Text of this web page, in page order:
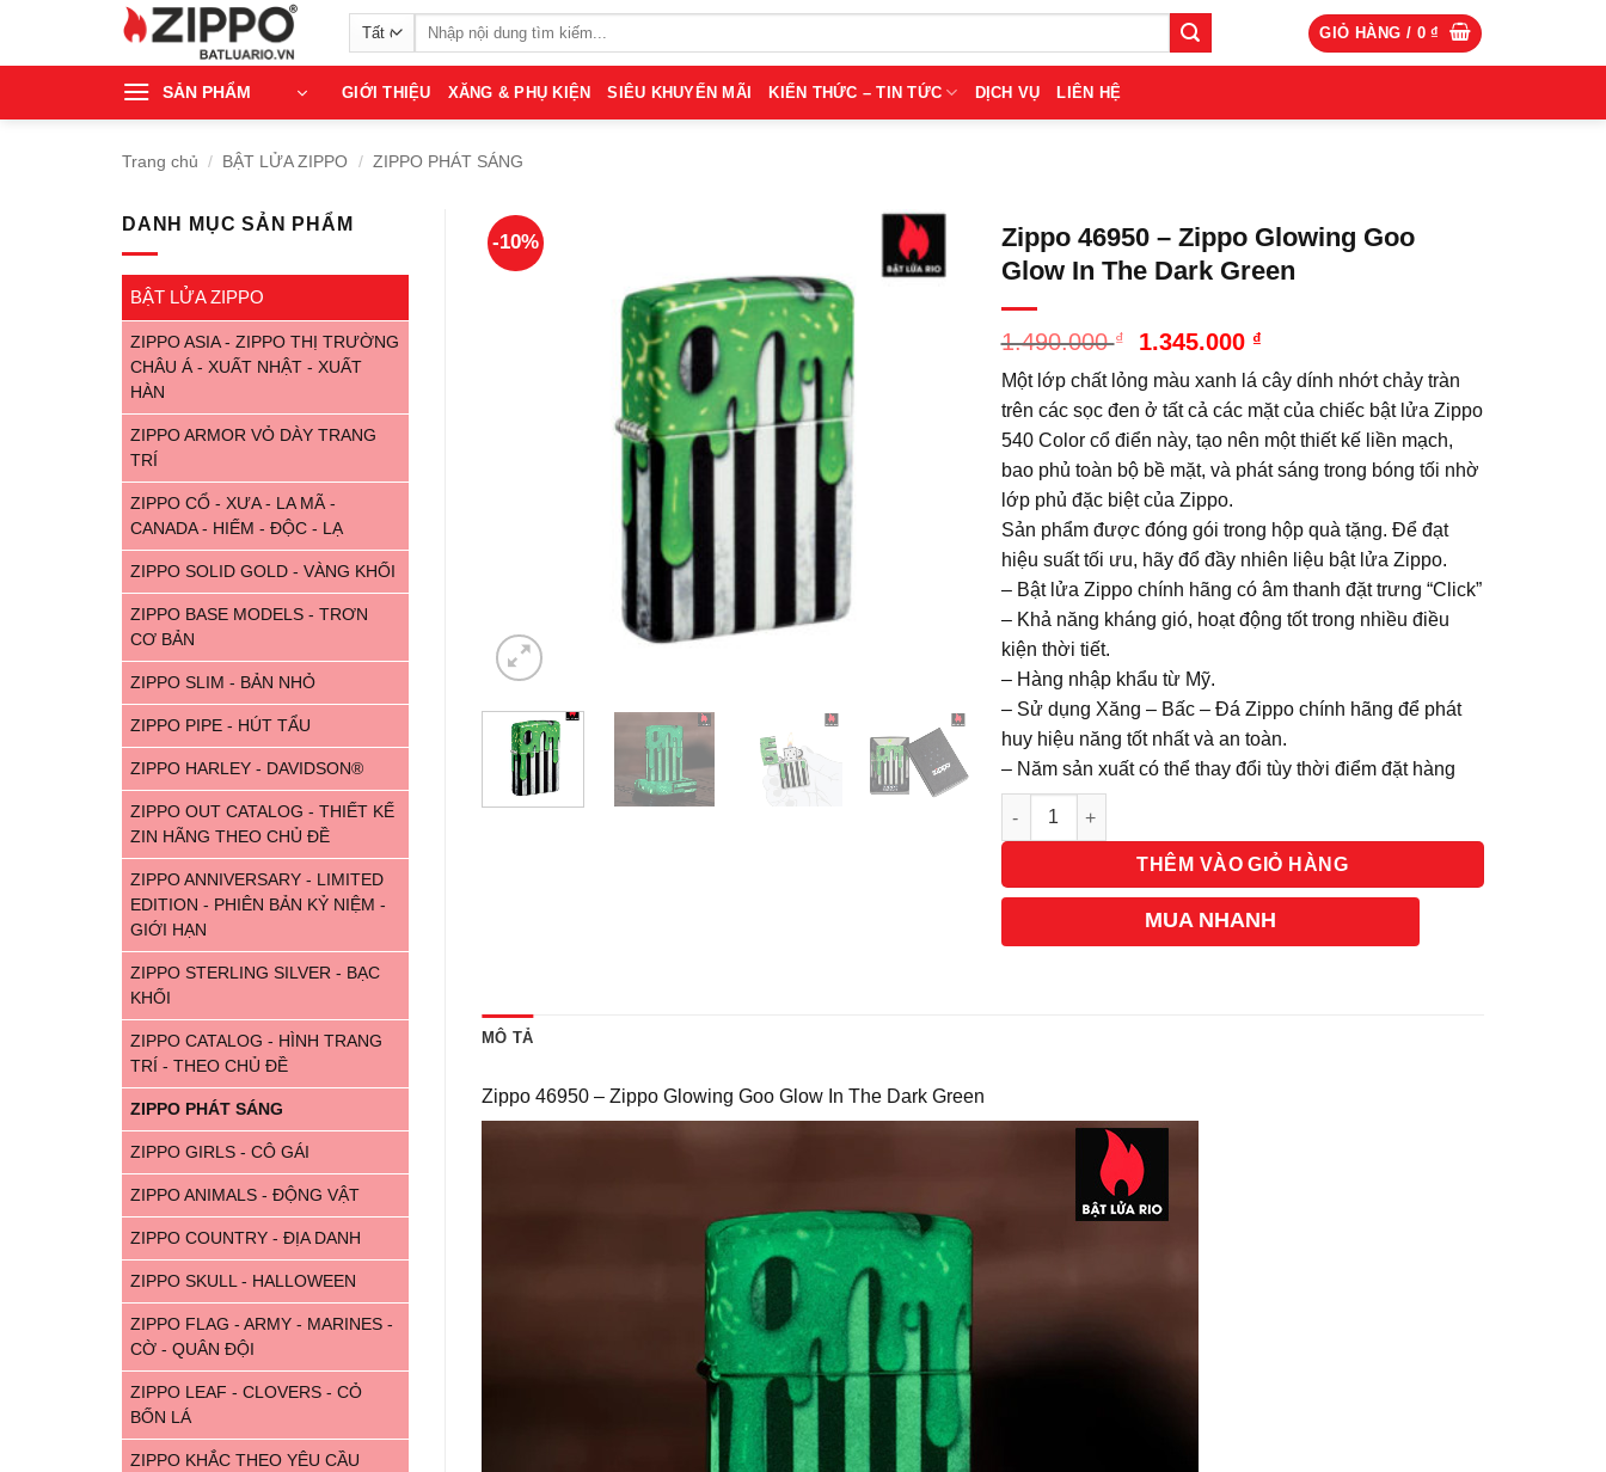
Tìm
kiếm:
GIỎ HÀNG / 0₫
SẢN PHẨM GIỚI THIỆU XĂNG & PHỤ KIỆN SIÊU KHUYẾN MÃI KIẾN THỨC – TIN TỨC DỊCH VỤ LIÊN HỆ
Trang chủ / BẬT LỬA ZIPPO / ZIPPO PHÁT SÁNG
DANH MỤC SẢN PHẨM
BẬT LỬA ZIPPO
ZIPPO ASIA - ZIPPO THỊ TRƯỜNG
CHÂU Á - XUẤT NHẬT - XUẤT
HÀN
ZIPPO ARMOR VỎ DÀY TRANG
TRÍ
ZIPPO CỔ - XƯA - LA MÃ -
CANADA - HIẾM - ĐỘC - LẠ
ZIPPO SOLID GOLD - VÀNG KHỐI
ZIPPO BASE MODELS - TRƠN
CƠ BẢN
ZIPPO SLIM - BẢN NHỎ
ZIPPO PIPE - HÚT TẨU
ZIPPO HARLEY - DAVIDSON®
ZIPPO OUT CATALOG - THIẾT KẾ
ZIN HÃNG THEO CHỦ ĐỀ
ZIPPO ANNIVERSARY - LIMITED
EDITION - PHIÊN BẢN KỶ NIỆM -
GIỚI HẠN
ZIPPO STERLING SILVER - BẠC
KHỐI
ZIPPO CATALOG - HÌNH TRANG
TRÍ - THEO CHỦ ĐỀ
ZIPPO PHÁT SÁNG
ZIPPO GIRLS - CÔ GÁI
ZIPPO ANIMALS - ĐỘNG VẬT
ZIPPO COUNTRY - ĐỊA DANH
ZIPPO SKULL - HALLOWEEN
ZIPPO FLAG - ARMY - MARINES -
CỜ - QUÂN ĐỘI
ZIPPO LEAF - CLOVERS - CỎ
BỐN LÁ
ZIPPO KHẮC THEO YÊU CẦU
-10%
Zippo 46950 – Zippo Glowing Goo
Glow In The Dark Green
1.490.000₫
Giá
là:
1.490.000 ₫.
1.345.000 ₫Giá
tại
là:
1.345.000 ₫.
Một lớp chất lỏng màu xanh lá cây dính nhớt chảy tràn
trên các sọc đen ở tất cả các mặt của chiếc bật lửa Zippo
540 Color cổ điển này, tạo nên một thiết kế liền mạch,
bao phủ toàn bộ bề mặt, và phát sáng trong bóng tối nhờ
lớp phủ đặc biệt của Zippo.
Sản phẩm được đóng gói trong hộp quà tặng. Để đạt
hiệu suất tối ưu, hãy đổ đầy nhiên liệu bật lửa Zippo.
– Bật lửa Zippo chính hãng có âm thanh đặt trưng “Click”
– Khả năng kháng gió, hoạt động tốt trong nhiều điều
kiện thời tiết.
– Hàng nhập khẩu từ Mỹ.
– Sử dụng Xăng – Bấc – Đá Zippo chính hãng để phát
huy hiệu năng tốt nhất và an toàn.
– Năm sản xuất có thể thay đổi tùy thời điểm đặt hàng
Số lượng
THÊM VÀO GIỎ HÀNG
MUA NHANH
MÔ TẢ
Zippo 46950 – Zippo Glowing Goo Glow In The Dark Green